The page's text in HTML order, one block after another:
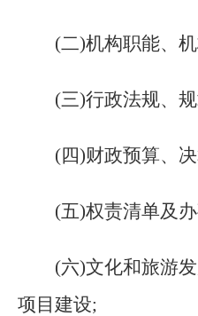
(二)机构职能、
(三)行政法规、
(四)财政预算、
(五)权责清单及
(六)文化和旅游
项目建设;